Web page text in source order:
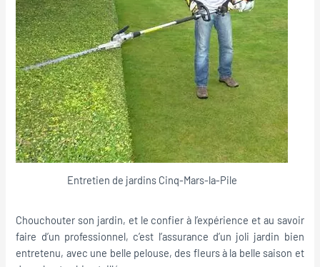
Entretien de jardins Cinq-Mars-la-Pile
Chouchouter son jardin, et le confier à l’expérience et au savoir
faire d’un professionnel, c’est l’assurance d’un joli jardin bien
entretenu, avec une belle pelouse, des fleurs à la belle saison et